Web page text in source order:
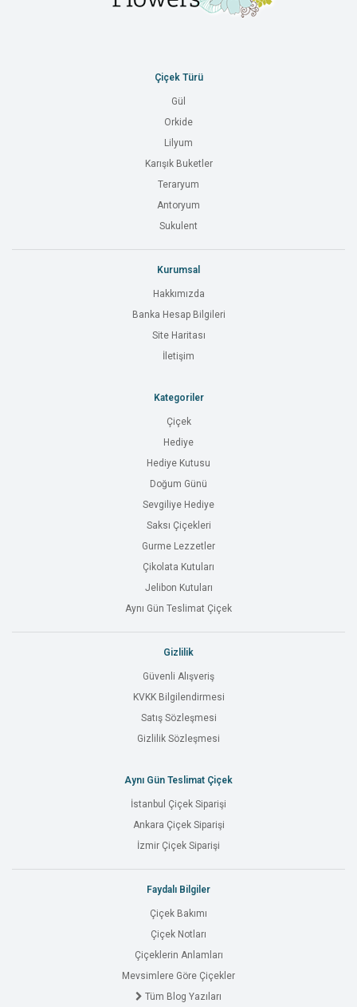
Çiçek Türü
Gül
Orkide
Lilyum
Karışık Buketler
Teraryum
Antoryum
Sukulent
Kurumsal
Hakkımızda
Banka Hesap Bilgileri
Site Haritası
İletişim
Kategoriler
Çiçek
Hediye
Hediye Kutusu
Doğum Günü
Sevgiliye Hediye
Saksı Çiçekleri
Gurme Lezzetler
Çikolata Kutuları
Jelibon Kutuları
Aynı Gün Teslimat Çiçek
Gizlilik
Güvenli Alışveriş
KVKK Bilgilendirmesi
Satış Sözleşmesi
Gizlilik Sözleşmesi
Aynı Gün Teslimat Çiçek
İstanbul Çiçek Siparişi
Ankara Çiçek Siparişi
İzmir Çiçek Siparişi
Faydalı Bilgiler
Çiçek Bakımı
Çiçek Notları
Çiçeklerin Anlamları
Mevsimlere Göre Çiçekler
Tüm Blog Yazıları